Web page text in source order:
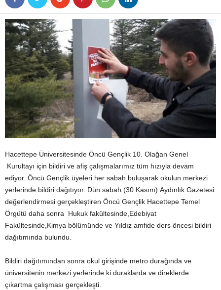
Hacettepe Üniversitesinde Öncü Gençlik 10. Olağan Genel
Kurultayı için bildiri ve afiş çalışmalarımız tüm hızıyla devam
ediyor. Öncü Gençlik üyeleri her sabah buluşarak okulun merkezi
yerlerinde bildiri dağıtıyor. Dün sabah (30 Kasım) Aydınlık Gazetesi
değerlendirmesi gerçekleştiren Öncü Gençlik Hacettepe Temel
Örgütü daha sonra Hukuk fakültesinde,Edebiyat
Fakültesinde,Kimya bölümünde ve Yıldız amfide ders öncesi bildiri
dağıtımında bulundu.
Bildiri dağıtımından sonra okul girişinde metro durağında ve
üniversitenin merkezi yerlerinde ki duraklarda ve direklerde
çıkartma çalışması gerçekleşti.